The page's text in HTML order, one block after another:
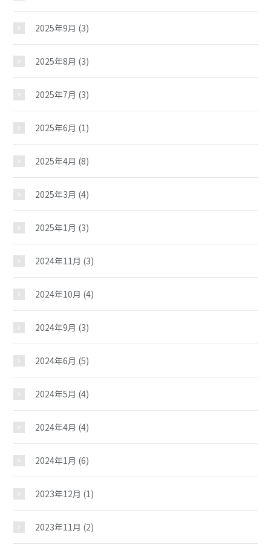
2025年9月 (3)
2025年8月 (3)
2025年7月 (3)
2025年6月 (1)
2025年4月 (8)
2025年3月 (4)
2025年1月 (3)
2024年11月 (3)
2024年10月 (4)
2024年9月 (3)
2024年6月 (5)
2024年5月 (4)
2024年4月 (4)
2024年1月 (6)
2023年12月 (1)
2023年11月 (2)